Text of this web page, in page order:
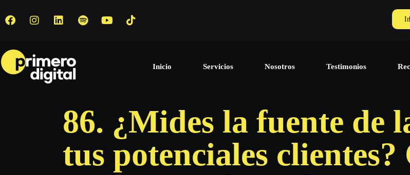
Inicio Servicios Nosotros Testimonios
86. ¿Mides la fuente de
tus potenciales clientes?